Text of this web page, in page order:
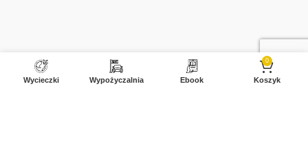
Wycieczki Wypożyczalnia Ebook
0
Koszyk